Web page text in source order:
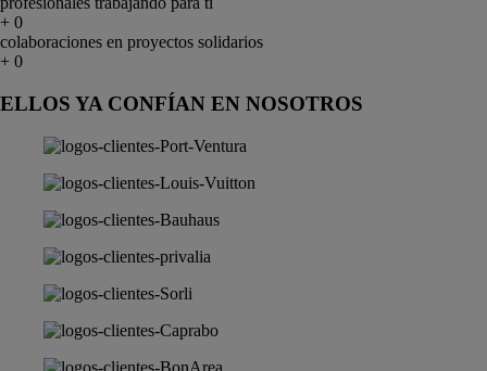
+ 0
colaboraciones en proyectos solidarios
+ 0
ELLOS YA CONFÍAN EN NOSOTROS